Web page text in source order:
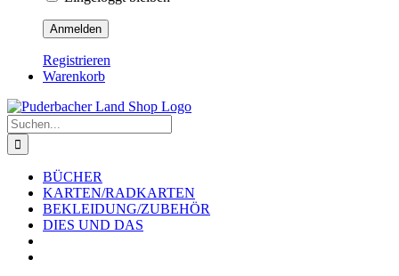
Registrieren
Warenkorb
Suche
nach:
BÜCHER
KARTEN/RADKARTEN
BEKLEIDUNG/ZUBEHÖR
DIES UND DAS